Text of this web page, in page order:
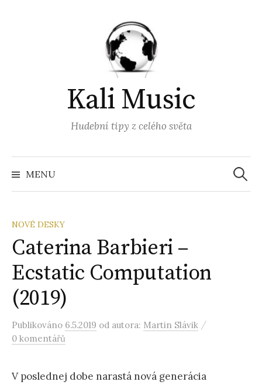
Kali Music
Hudební tipy z celého světa
MENU
NOVÉ DESKY
Caterina Barbieri –
Ecstatic Computation
(2019)
Publikováno 6.5.2019 od autora: Martin Slávik /
0 komentářů
V poslednej dobe narastá nová generácia